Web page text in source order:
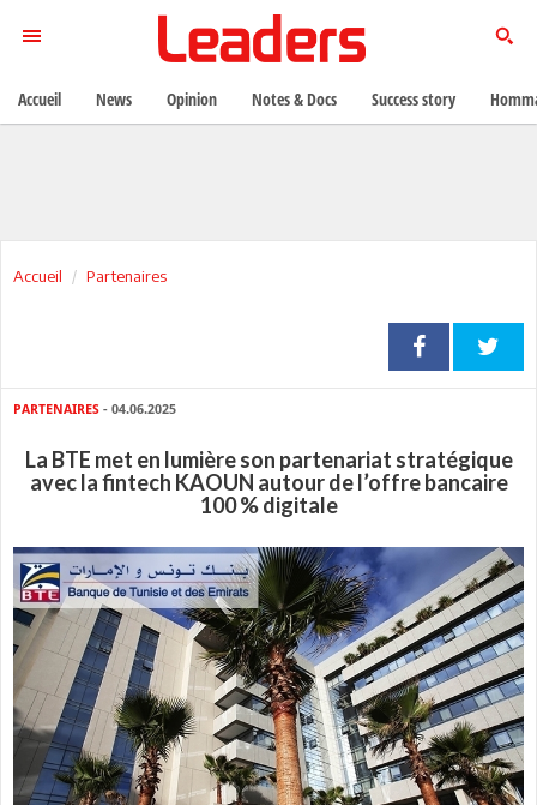
Accueil Partenaires
PARTENAIRES - 04.06.2025
La BTE met en lumière son partenariat stratégique
avec la fintech KAOUN autour de l’offre bancaire
100 % digitale
Accueil News Opinion Notes & Docs Success story